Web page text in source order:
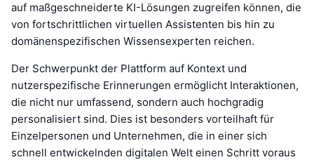
auf maßgeschneiderte KI-Lösungen zugreifen können, die
von fortschrittlichen virtuellen Assistenten bis hin zu
domänenspezifischen Wissensexperten reichen.
Der Schwerpunkt der Plattform auf Kontext und
nutzerspezifische Erinnerungen ermöglicht Interaktionen,
die nicht nur umfassend, sondern auch hochgradig
personalisiert sind. Dies ist besonders vorteilhaft für
Einzelpersonen und Unternehmen, die in einer sich
schnell entwickelnden digitalen Welt einen Schritt voraus